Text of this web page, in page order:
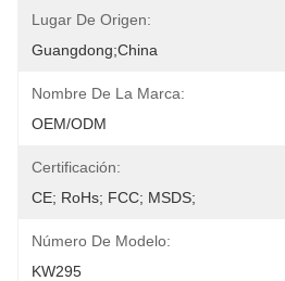
Lugar De Origen:
Guangdong;China
Nombre De La Marca:
OEM/ODM
Certificación:
CE; RoHs; FCC; MSDS;
Número De Modelo:
KW295